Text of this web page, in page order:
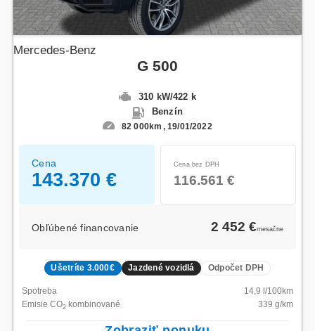
Mercedes-Benz
G 500
310 kW/422 k
Benzín
82 000km 19/01/2022
Cena
143.370 €
Cena bez DPH
116.561 €
Obľúbené financovanie 2 452 €mesačne
Ušetríte 3.000€ Jazdené vozidlá Odpočet DPH
Spotreba 14,9 l/100km
Emisie CO2kombinované 339 g/km